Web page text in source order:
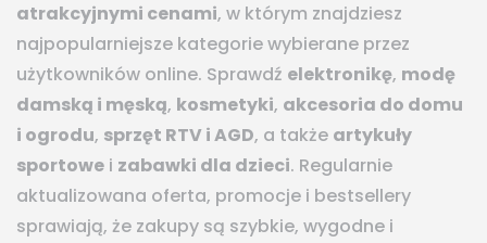
atrakcyjnymi cenami, w którym znajdziesz
najpopularniejsze kategorie wybierane przez
użytkowników online. Sprawdź elektronikę, modę
damską i męską, kosmetyki, akcesoria do domu
i ogrodu, sprzęt RTV i AGD, a także artykuły
sportowe i zabawki dla dzieci. Regularnie
aktualizowana oferta, promocje i bestsellery
sprawiają, że zakupy są szybkie, wygodne i